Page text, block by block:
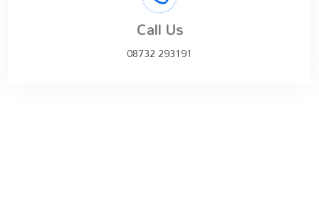
Call Us
08732 293191